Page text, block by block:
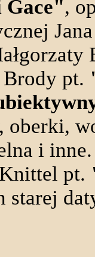
,
pt.
oberki,
i inne.
pt.
starej